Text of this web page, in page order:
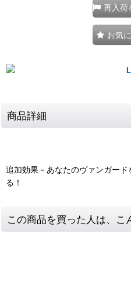
再入荷
お気
商品詳細
追加効果－あなたのヴァンガー
る！
この商品を買った人は、こ